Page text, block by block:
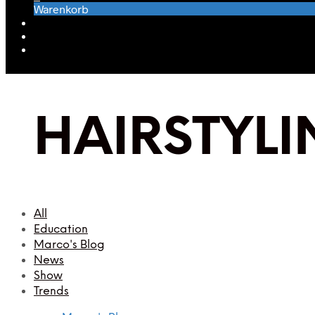
Warenkorb
All
Education
Marco's Blog
News
Show
Trends